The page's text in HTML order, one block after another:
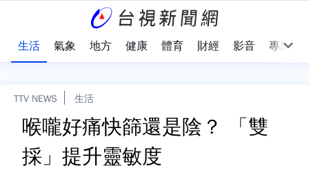
生活 氣象 地方 健康 體育 財經 影音 專題
TTV NEWS 生活
喉嚨好痛快篩還是陰？ 「雙
採」提升靈敏度